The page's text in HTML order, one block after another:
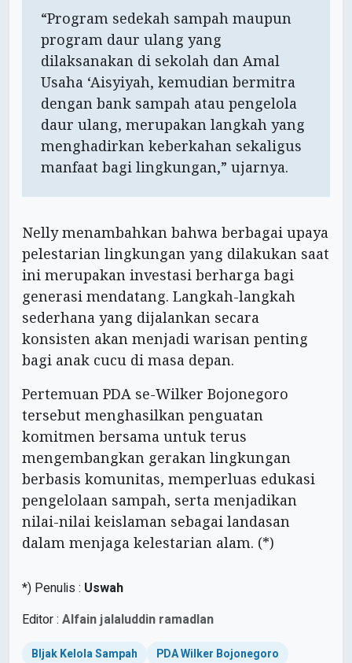
“Program sedekah sampah maupun
program daur ulang yang
dilaksanakan di sekolah dan Amal
Usaha ‘Aisyiyah, kemudian bermitra
dengan bank sampah atau pengelola
daur ulang, merupakan langkah yang
menghadirkan keberkahan sekaligus
manfaat bagi lingkungan,” ujarnya.
Nelly menambahkan bahwa berbagai upaya
pelestarian lingkungan yang dilakukan saat
ini merupakan investasi berharga bagi
generasi mendatang. Langkah-langkah
sederhana yang dijalankan secara
konsisten akan menjadi warisan penting
bagi anak cucu di masa depan.
Pertemuan PDA se-Wilker Bojonegoro
tersebut menghasilkan penguatan
komitmen bersama untuk terus
mengembangkan gerakan lingkungan
berbasis komunitas, memperluas edukasi
pengelolaan sampah, serta menjadikan
nilai-nilai keislaman sebagai landasan
dalam menjaga kelestarian alam. (*)
*) Penulis : Uswah
Editor : Alfain jalaluddin ramadlan
BIjak Kelola Sampah PDA Wilker Bojonegoro